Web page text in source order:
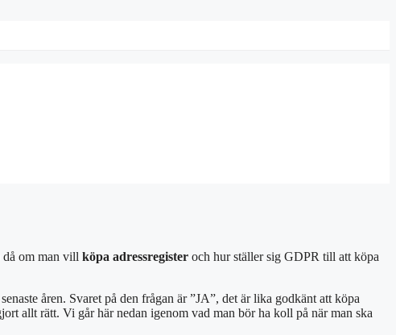
då om man vill köpa adressregister och hur ställer sig GDPR till att köpa
åren. Svaret på den frågan är ”JA”, det är lika godkänt att köpa
allt rätt. Vi går här nedan igenom vad man bör ha koll på när man ska